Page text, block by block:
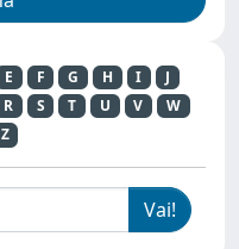
E F G H I
J
R S T U V
W
Z